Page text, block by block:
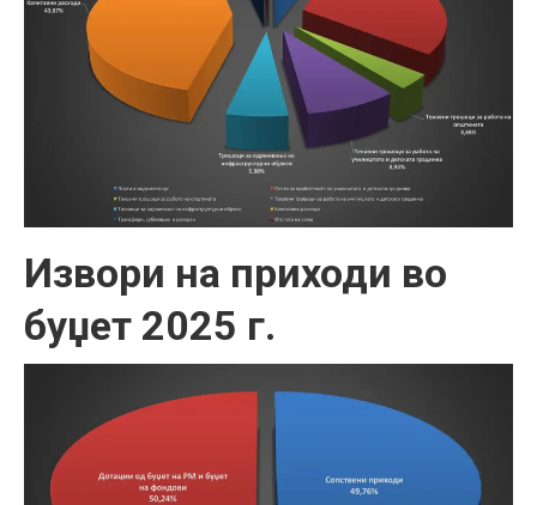
Извори на приходи во
буџет 2025 г.